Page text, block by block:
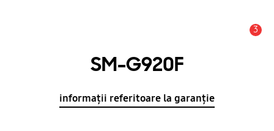
3
SM-G920F
informații referitoare la garanție